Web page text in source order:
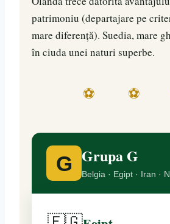
patrimoniu (departajare pe
mare diferență). Suedia, mare
în ciuda unei naturi superbe.
⚽ ⚽
G Grupa G
Belgia · Egipt · Iran ·